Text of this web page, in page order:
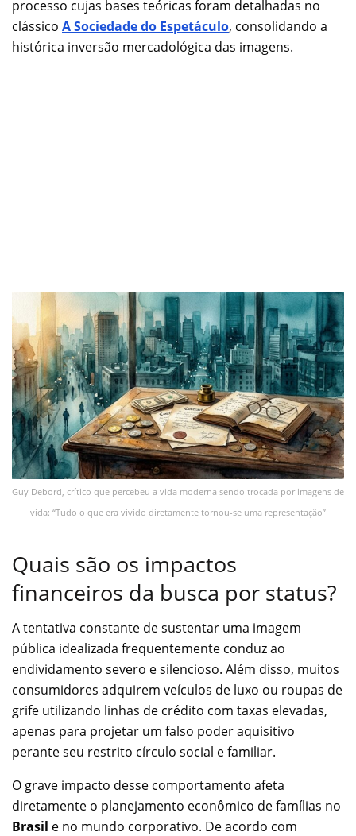
processo cujas bases teóricas foram detalhadas no
clássico A Sociedade do Espetáculo, consolidando a
histórica inversão mercadológica das imagens.
Guy Debord, crítico que percebeu a vida moderna sendo trocada por imagens de
vida: “Tudo o que era vivido diretamente tornou-se uma representação”
Quais são os impactos
financeiros da busca por status?
A tentativa constante de sustentar uma imagem
pública idealizada frequentemente conduz ao
endividamento severo e silencioso. Além disso, muitos
consumidores adquirem veículos de luxo ou roupas de
grife utilizando linhas de crédito com taxas elevadas,
apenas para projetar um falso poder aquisitivo
perante seu restrito círculo social e familiar.
O grave impacto desse comportamento afeta
diretamente o planejamento econômico de famílias no
Brasil e no mundo corporativo. De acordo com